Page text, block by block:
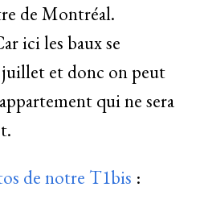
de Montréal.
ici les baux se
et donc on peut
qui ne sera
de notre T1bis :